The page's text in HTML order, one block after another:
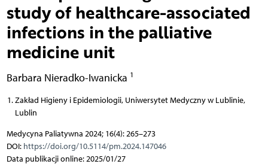
study of healthcare-associated
infections in the palliative
medicine unit
Barbara Nieradko-Iwanicka 1
Zakład Higieny i Epidemiologii, Uniwersytet Medyczny w Lublinie,
Lublin
Medycyna Paliatywna 2024; 16(4): 265–273
DOI: https://doi.org/10.5114/pm.2024.147046
Data publikacji online: 2025/01/27